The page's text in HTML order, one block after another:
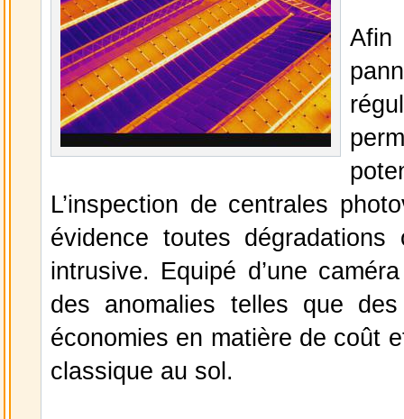
L’inspection de centrales
évidence toutes
intrusive. Equipé d’une
des anomalies telles que
économies en matière de coût
classique au sol.